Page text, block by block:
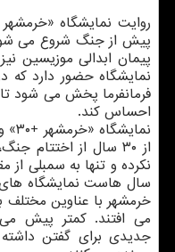
پیش از جنگ شروع می شود
پیمان ابدالی موزیسین
نمایشگاه حضور دارد كه
فرمانفرما پخش می شود
احساس كند.
از ۳۰ سال از اختتام
نكرده و تنها به سمبلی
سال هاست نمایشگاه
خرمشهر با عناوین مختلف
می افتند. كمتر پیش
جدیدی برای گفتن